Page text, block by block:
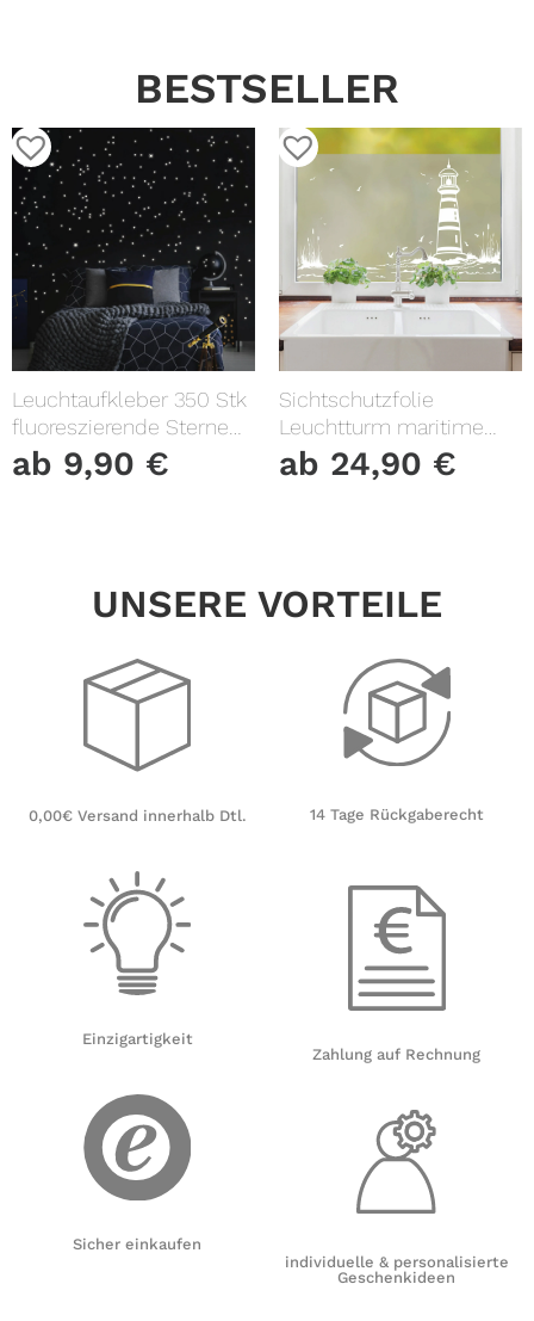
BESTSELLER
Leuchtaufkleber 350 Stk
fluoreszierende Sterne
und Punkte leuchten im
Dunklen Kinderzimmer
ab 9,90 €
Sichtschutzfolie
Leuchtturm maritime
Fensterfolie Fensterdeko
Milchglasfolie
ab 24,90 €
UNSERE VORTEILE
0,00€ Versand innerhalb Dtl.
Einzigartigkeit
Sicher einkaufen
14 Tage Rückgaberecht
Zahlung auf Rechnung
individuelle & personalisierte
Geschenkideen